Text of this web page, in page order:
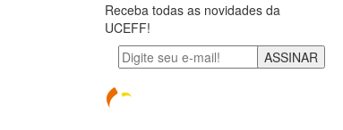
Receba todas as novidades da
UCEFF!
ASSINAR